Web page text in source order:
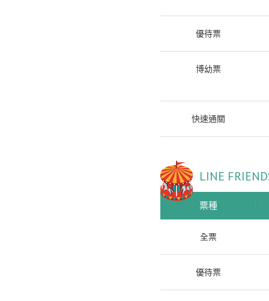
優待票
博幼票
快速通關
LINE
票種
全票
優待票